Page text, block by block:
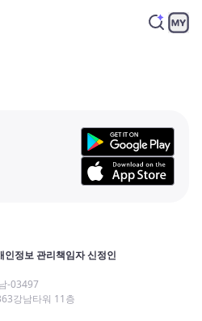
인정보 관리책임자 신정인
-03497
강남타워 11층